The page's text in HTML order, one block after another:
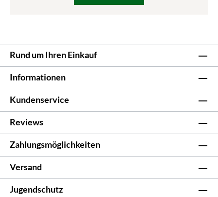
Rund um Ihren Einkauf
Informationen
Kundenservice
Reviews
Zahlungsmöglichkeiten
Versand
Jugendschutz